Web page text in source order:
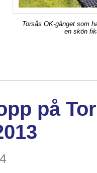
Torsås OK-gänget som
en skön
på